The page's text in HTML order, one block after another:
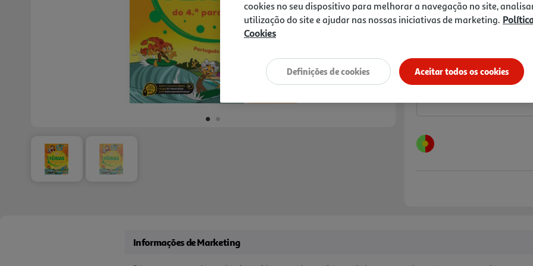
Marca dos manuais com
8,80 €PVP de editor
6,16 €
Notas de preparação
Informações de Marketing
cookies no seu dispositivo para melhorar a navegação no site,
utilização do site e ajudar nas nossas iniciativas de marketing.
Cookies
Aceitar todos os cookies
Definições de cookies